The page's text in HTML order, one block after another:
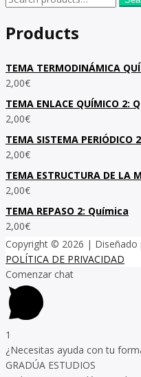
Products
TEMA TERMODINÁMICA
2,00€
TEMA ENLACE QUÍMICO 2:
2,00€
TEMA SISTEMA PERIÓDICO
2,00€
TEMA ESTRUCTURA DE LA
2,00€
TEMA REPASO 2: Química
2,00€
Copyright © 2026 | Diseñado
POLÍTICA DE PRIVACIDAD
Comenzar chat
1
¿Necesitas ayuda con tu
GRADÚA ESTUDIOS